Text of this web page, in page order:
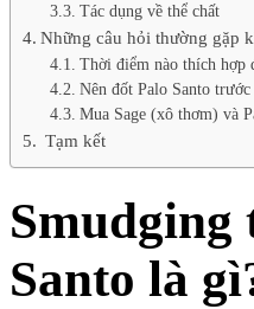
Tác dụng về thể chất
Những câu hỏi thường gặp
Thời điểm nào thích hợp
Nên đốt Palo Santo
Mua Sage (xô thơm) và
Tạm kết
Smudging
Santo là